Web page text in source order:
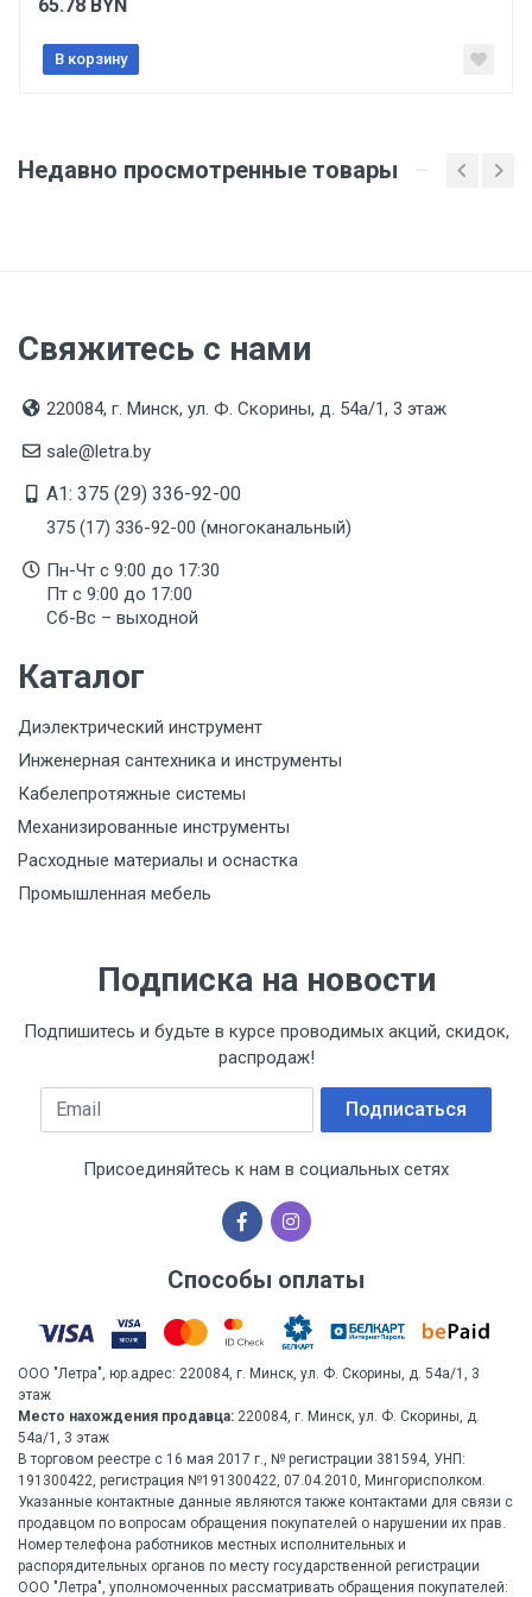
регламентов ТР ТС (ЕАЭС). Сведения о номере
в сопроводительной документации к товару и
предоставляются по запросу покупателя
54а/1, офис 34
65.78 BYN
В корзину
Недавно просмотренные товары
Свяжитесь с нами
220084, г. Минск, ул. Ф. Скорины, д. 54а/1, 3 этаж
sale@letra.by
A1: 375 (29) 336-92-00
375 (17) 336-92-00 (многоканальный)
Пн-Чт с 9:00 до 17:30
Пт с 9:00 до 17:00
Сб-Вс – выходной
Каталог
Диэлектрический инструмент
Инженерная сантехника и инструменты
Кабелепротяжные системы
Механизированные инструменты
Расходные материалы и оснастка
Промышленная мебель
Подписка на новости
Подпишитесь и будьте в курсе проводимых акций, скидок,
распродаж!
Email Подписаться
Присоединяйтесь к нам в социальных сетях
Способы оплаты
ООО "Летра", юр.адрес: 220084, г. Минск, ул. Ф. Скорины, д. 54а/1, 3
этаж
Место нахождения продавца: 220084, г. Минск, ул. Ф. Скорины, д.
54а/1, 3 этаж
В торговом реестре с 16 мая 2017 г., № регистрации 381594, УНП:
191300422, регистрация №191300422, 07.04.2010, Мингорисполком.
Указанные контактные данные являются также контактами для связи с
продавцом по вопросам обращения покупателей о нарушении их прав.
Номер телефона работников местных исполнительных и
распорядительных органов по месту государственной регистрации
ООО "Летра", уполномоченных рассматривать обращения покупателей: